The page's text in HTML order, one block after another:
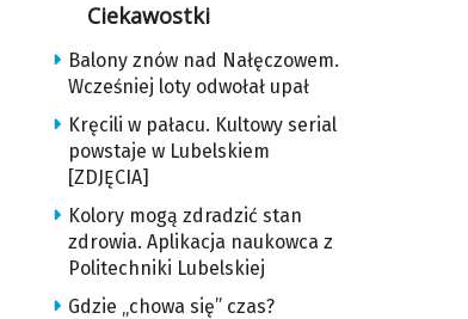
Ciekawostki
Balony znów nad Nałęczowem.
Wcześniej loty odwołał upał
Kręcili w pałacu. Kultowy serial
powstaje w Lubelskiem
[ZDJĘCIA]
Kolory mogą zdradzić stan
zdrowia. Aplikacja naukowca z
Politechniki Lubelskiej
Gdzie „chowa się” czas?